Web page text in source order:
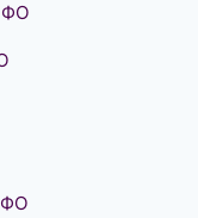
ФО
ФО